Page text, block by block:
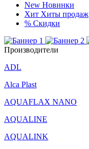
New Новинки
Хит Хиты продаж
% Скидки
Производители
ADL
Alca Plast
AQUAFLAX NANO
AQUALINE
AQUALINK